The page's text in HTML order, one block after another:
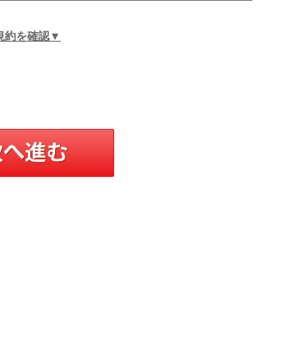
約を確認▼